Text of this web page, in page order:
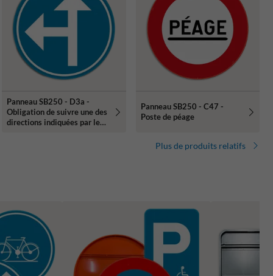
Panneau SB250 - D3a -
Obligation de suivre une des
directions indiquées par les
Panneau SB250 - C47 -
Poste de péage
Plus de produits relatifs